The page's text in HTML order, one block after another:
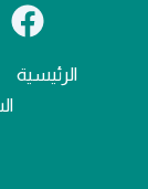
الرئيسية